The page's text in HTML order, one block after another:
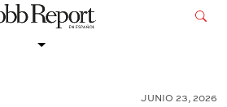
JUNIO 23, 2026